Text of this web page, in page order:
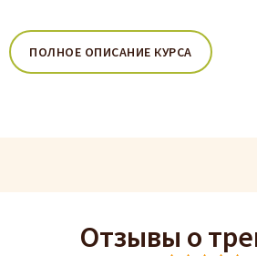
ПОЛНОЕ ОПИСАНИЕ КУРСА
Отзывы о